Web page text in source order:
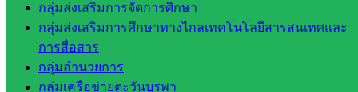
กลุ่มส่งเสริมการจัดการศึกษา
กลุ่มส่งเสริมการศึกษาทางไกลเทคโนโลยีสารสนเทศและ
การสื่อสาร
กลุ่มอำนวยการ
กลุ่มเครือข่ายตะวันบูรพา
สพป.สระแก้ว
เขต 1
โรงเรียน
ในสังกัด